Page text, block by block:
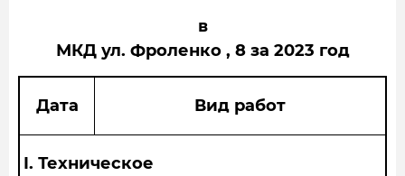
в
МКД ул. Фроленко , 8 за 2023 год
Дата Вид работ
I. Техническое